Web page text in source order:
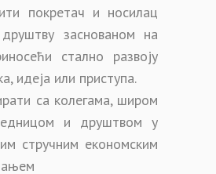
покретач и носилац
заснованом на
стално развоју
идеја или приступа.
са колегама, широм
и друштвом у
стручним економским